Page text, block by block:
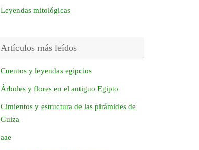
Leyendas mitológicas
Artículos más leídos
Cuentos y leyendas egipcios
Árboles y flores en el antiguo Egipto
Cimientos y estructura de las pirámides de
Guiza
aae